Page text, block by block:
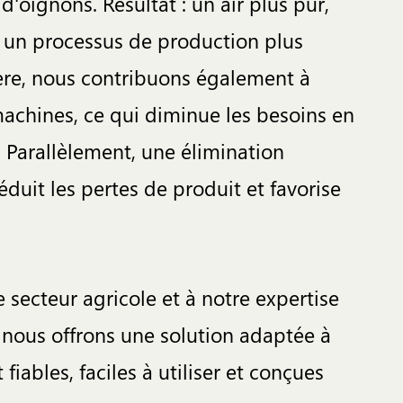
processus de production plus
nous contribuons également à
ce qui diminue les besoins en
une élimination
les pertes de produit et favorise
secteur agricole et à notre expertise
offrons une solution adaptée à
faciles à utiliser et conçues